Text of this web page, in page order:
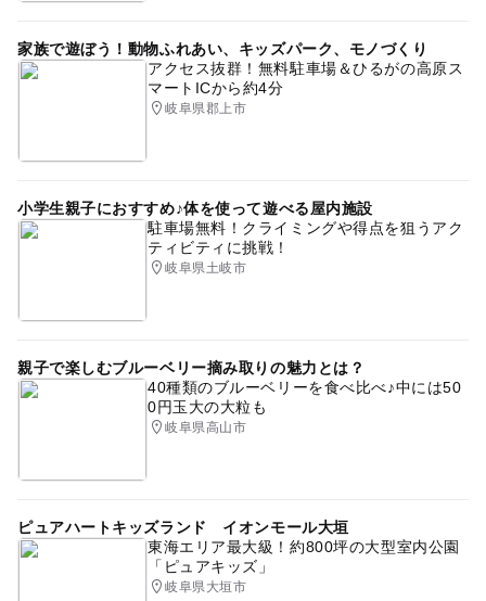
家族で遊ぼう！動物ふれあい、キッズパーク、モノづくり
アクセス抜群！無料駐車場＆ひるがの高原ス
マートICから約4分
岐阜県郡上市
小学生親子におすすめ♪体を使って遊べる屋内施設
駐車場無料！クライミングや得点を狙うアク
ティビティに挑戦！
岐阜県土岐市
親子で楽しむブルーベリー摘み取りの魅力とは？
40種類のブルーベリーを食べ比べ♪中には50
0円玉大の大粒も
岐阜県高山市
ピュアハートキッズランド イオンモール大垣
東海エリア最大級！約800坪の大型室内公園
「ピュアキッズ」
岐阜県大垣市